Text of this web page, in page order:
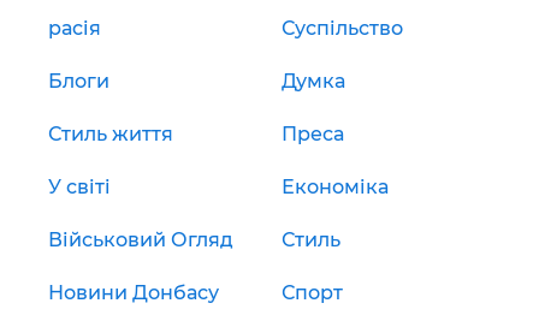
расія Суспільство
Блоги Думка
Стиль життя Преса
У світі Економіка
Військовий Огляд Стиль
Новини Донбасу Спорт